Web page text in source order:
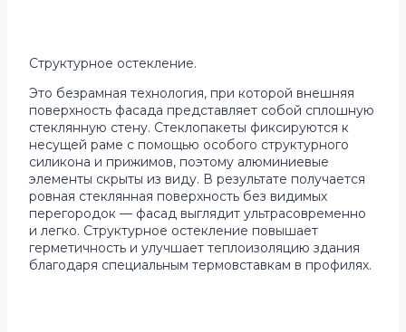
Структурное остекление.
Это безрамная технология, при которой внешняя
поверхность фасада представляет собой сплошную
стеклянную стену. Стеклопакеты фиксируются к
несущей раме с помощью особого структурного
силикона и прижимов, поэтому алюминиевые
элементы скрыты из виду. В результате получается
ровная стеклянная поверхность без видимых
перегородок — фасад выглядит ультрасовременно
и легко. Структурное остекление повышает
герметичность и улучшает теплоизоляцию здания
благодаря специальным термовставкам в профилях.